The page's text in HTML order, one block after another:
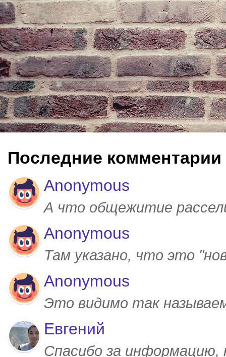
Последние комментарии
Anonymous
А что общежитие
Anonymous
Там указано, что это
Anonymous
Это видимо так
Евгений
Спасибо за